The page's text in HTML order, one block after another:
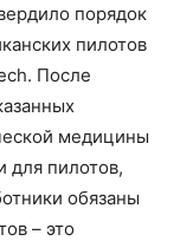
порядок
пилотов
После
медицины
для пилотов,
обязаны
– это